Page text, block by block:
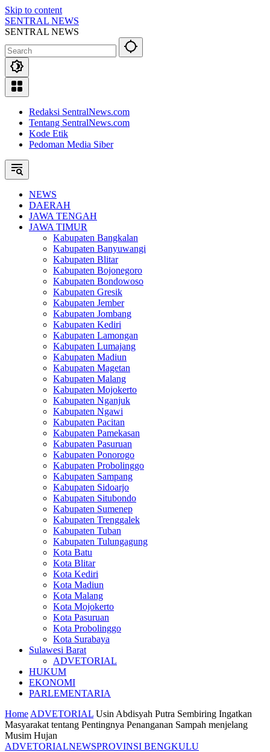
Skip to content
SENTRAL NEWS
SENTRAL NEWS
Redaksi SentralNews.com
Tentang SentralNews.com
Kode Etik
Pedoman Media Siber
NEWS
DAERAH
JAWA TENGAH
JAWA TIMUR
Kabupaten Bangkalan
Kabupaten Banyuwangi
Kabupaten Blitar
Kabupaten Bojonegoro
Kabupaten Bondowoso
Kabupaten Gresik
Kabupaten Jember
Kabupaten Jombang
Kabupaten Kediri
Kabupaten Lamongan
Kabupaten Lumajang
Kabupaten Madiun
Kabupaten Magetan
Kabupaten Malang
Kabupaten Mojokerto
Kabupaten Nganjuk
Kabupaten Ngawi
Kabupaten Pacitan
Kabupaten Pamekasan
Kabupaten Pasuruan
Kabupaten Ponorogo
Kabupaten Probolinggo
Kabupaten Sampang
Kabupaten Sidoarjo
Kabupaten Situbondo
Kabupaten Sumenep
Kabupaten Trenggalek
Kabupaten Tuban
Kabupaten Tulungagung
Kota Batu
Kota Blitar
Kota Kediri
Kota Madiun
Kota Malang
Kota Mojokerto
Kota Pasuruan
Kota Probolinggo
Kota Surabaya
Sulawesi Barat
ADVETORIAL
HUKUM
EKONOMI
PARLEMENTARIA
Home ADVETORIAL Usin Abdisyah Putra Sembiring Ingatkan
Masyarakat tentang Pentingnya Penanganan Sampah menjelang
Musim Hujan
ADVETORIALNEWSPROVINSI BENGKULU